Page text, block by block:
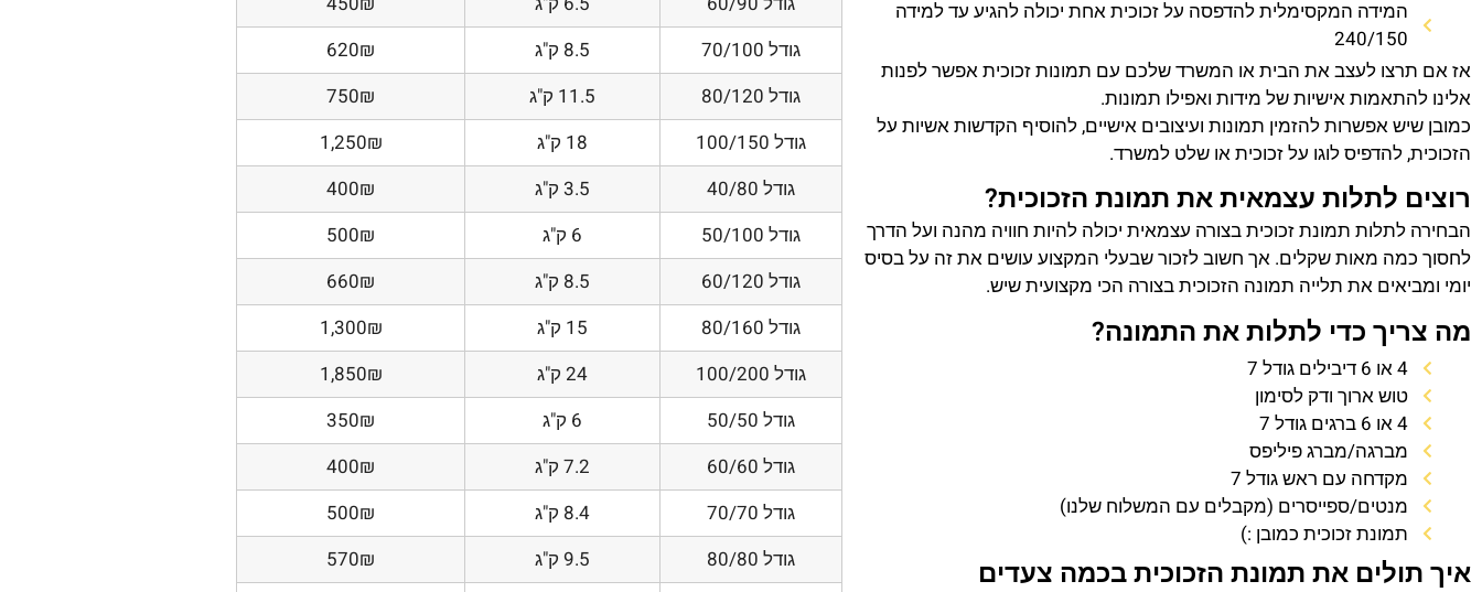
המידה המקסימלית להדפסה על זכוכית אחת יכולה להגיע עד למידה
240/150
אז אם תרצו לעצב את הבית או המשרד שלכם עם תמונות זכוכית אפשר לפנות
אלינו להתאמות אישיות של מידות ואפילו תמונות.
כמובן שיש אפשרות להזמין תמונות ועיצובים אישיים, להוסיף הקדשות אשיות על
הזכוכית, להדפיס לוגו על זכוכית או שלט למשרד.
רוצים לתלות עצמאית את תמונת הזכוכית?
הבחירה לתלות תמונת זכוכית בצורה עצמאית יכולה להיות חוויה מהנה ועל הדרך
לחסוך כמה מאות שקלים. אך חשוב לזכור שבעלי המקצוע עושים את זה על בסיס
יומי ומביאים את תלייה תמונה הזכוכית בצורה הכי מקצועית שיש.
מה צריך כדי לתלות את התמונה?
4 או 6 דיבילים גודל 7
טוש ארוך ודק לסימון
4 או 6 ברגים גודל 7
מברגה/מברג פיליפס
מקדחה עם ראש גודל 7
מנטים/ספייסרים (מקבלים עם המשלוח שלנו)
תמונת זכוכית כמובן :)
איך תולים את תמונת הזכוכית בכמה צעדים
גודל 70/100
8.5 ק"ג
620₪
גודל 80/120
11.5 ק"ג
750₪
גודל 100/150
18 ק"ג
1,250₪
גודל 40/80
3.5 ק"ג
400₪
גודל 50/100
6 ק"ג
500₪
גודל 60/120
8.5 ק"ג
660₪
גודל 80/160
15 ק"ג
1,300₪
גודל 100/200
24 ק"ג
1,850₪
גודל 50/50
6 ק"ג
350₪
גודל 60/60
7.2 ק"ג
400₪
גודל 70/70
8.4 ק"ג
500₪
גודל 80/80
9.5 ק"ג 570₪